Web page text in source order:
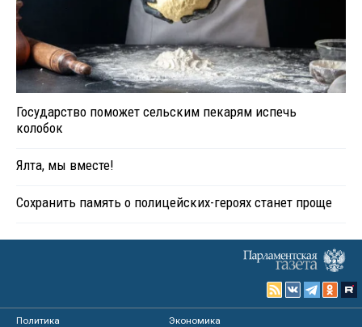
Государство поможет сельским пекарям испечь
колобок
Ялта, мы вместе!
Сохранить память о полицейских-героях станет проще
Политика
Экономика